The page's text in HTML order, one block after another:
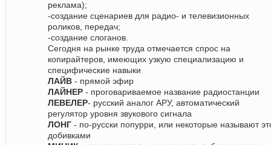
реклама);
-создание сценариев для радио- и телевизионных
роликов, передач;
-создание слоганов.
Сегодня на рынке труда отмечается спрос на
копирайтеров, имеющих узкую специализацию и
специфические навыки
ЛАЙВ - прямой эфир
ЛАЙНЕР - проговариваемое название радиостанции
ЛЕВЕЛЕР- русский аналог АРУ, автоматический
регулятор уровня звукового сигнала
ЛОНГ - по-русски попурри, или некоторые называют
добивками